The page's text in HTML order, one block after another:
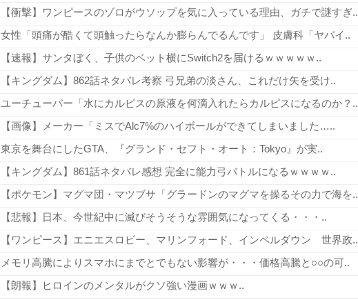
【衝撃】ワンピースのゾロがウソップを気に入っている理由、ガチで謎すぎ..
女性「頭痛が酷くて頭触ったらなんか膨らんでるんです」 皮膚科「ヤバイ..
【速報】サンタぼく、子供のベット横にSwitch2を届けるｗｗｗｗｗ..
【キングダム】862話ネタバレ考察 弓兄弟の淡さん、これだけ矢を受け..
ユーチューバー「水にカルピスの原液を何滴入れたらカルピスになるのか？..
【画像】メーカー「ミスでAlc7%のハイボールができてしまいました…..
東京を舞台にしたGTA、『グランド・セフト・オート：Tokyo』が実..
【キングダム】861話ネタバレ感想 完全に能力弓バトルになるｗｗｗｗ..
【ポケモン】マグマ団・マツブサ「グラードンのマグマを操るその力で海を..
【悲報】日本、今世紀中に滅びそうそうな雰囲気になってくる・・・..
【ワンピース】エニエスロビー、マリンフォード、インペルダウン 世界政..
メモリ高騰によりスマホにまでとでもない影響が・・・価格高騰と○○の可..
【朗報】ヒロインのメンタルがクソ強い漫画ｗｗｗ..